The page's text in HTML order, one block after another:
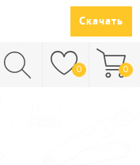
Скачать
0 0